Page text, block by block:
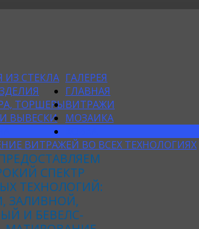
ГАЛЕРЕЯ
ИЗ СТЕКЛА
ТОРШЕРЫ
ВЫВЕСКИ
ГЛАВНАЯ
ВИТРАЖИ
ВИТРАЖЕЙ ВО ВСЕХ ТЕХНОЛОГИЯХ
СПЕКТР
ТЕХНОЛОГИЙ:
ЗАЛИВНОЙ,
И БЕВЕЛС-
МОЗАИКА